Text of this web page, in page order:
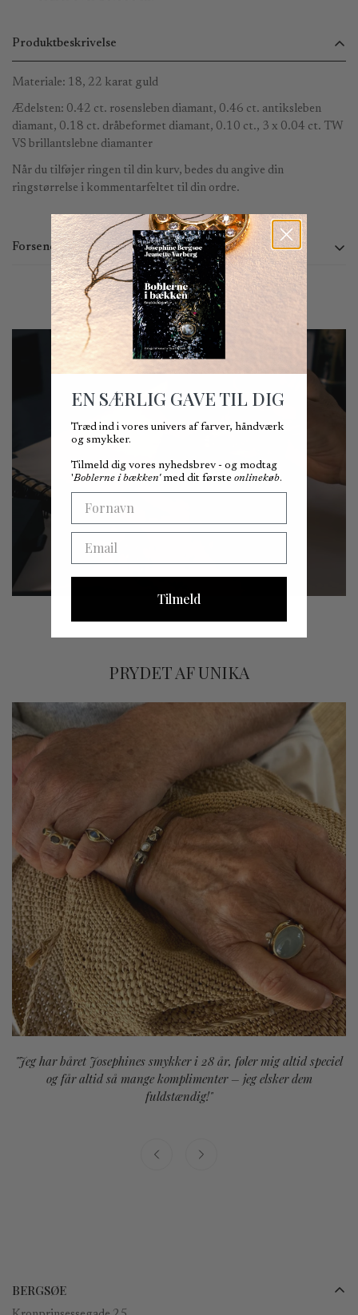
Produktbeskrivelse
Materiale: 18, 22 karat guld
Ædelsten: 0.42 ct. rosensleben diamant, 0.46 ct. antiksleben
diamant, 0.18 ct. dråbeformet diamant, 0.10 ct., 3 x 0.04 ct. TW
VS brillantslebne diamanter
Når du tilføjer ringen til din kurv, bedes du angive din
ringstørrelse i kommentarfeltet til din ordre.
Forsendelse og returnering
Du kan bestille online 24 timer i døgnet. Vi behandler ordrer
mandag - torsdag kl. 9:00 - 15:00 og fredag ​​kl. 9:00 - 14:30.
Ordrer afgivet uden for dette tidsrum vil blive behandlet den
følgende hverdag.
Du kan forvente at modtage din ordre inden for 3-8 hverdage. Da
vi ikke kan garantere lokale leveringsbetingelser, kan vi ikke
præcist angive, hvornår varen vil blive leveret.
Du har ret til at fortryde købet inden for 14 dage efter
leveringsdatoen.
Fortrydelsesretten kan udøves uden angivelse af nogen særlig
grund ved at sende os en e-mail påmail@bergsoe.dk.
returforsendelsesomkostningerne fra andre lande.
PRYDET AF UNIKA
"Jeg har båret Josephines smykker i 28 år, føler mig altid speciel
og får altid så mange komplimenter – jeg elsker dem
fuldstændig!"
BERGSØE
EN SÆRLIG GAVE TIL DIG
Træd ind i vores univers af farver, håndværk
og smykker.
Tilmeld dig vores nyhedsbrev - og modtag
'Boblerne i bækken'med dit første onlinekøb.
First Name
Email
Tilmeld